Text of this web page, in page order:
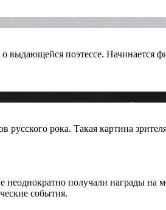
поэтессе. Начинается
рока. Такая картина
получали награды на
события.